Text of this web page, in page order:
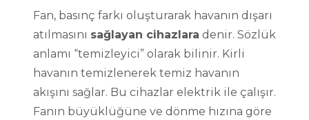
Fan, basınç farkı oluşturarak havanın dışarı
atılmasını sağlayan cihazlara denir. Sözlük
anlamı “temizleyici” olarak bilinir. Kirli
havanın temizlenerek temiz havanın
akışını sağlar. Bu cihazlar elektrik ile çalışır.
Fanın büyüklüğüne ve dönme hızına göre